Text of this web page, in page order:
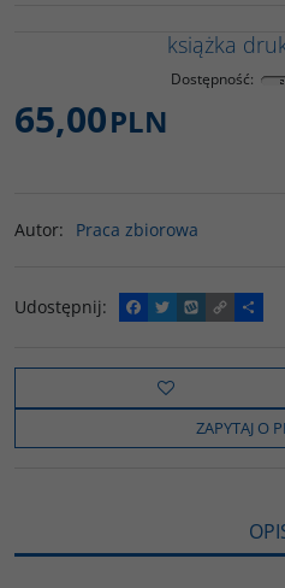
książka
Dostępność:
65,00PLN
Autor: Praca zbiorowa
Udostępnij:
F
a
e
o
k
T
w
t
t
e
W
y
o
C
o
y
i
n
k
P
o
z
e
l
s
ZAPYTAJ O